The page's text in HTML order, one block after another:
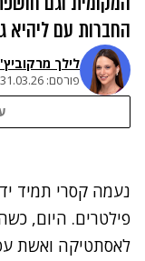
החברות עם ליהיא
לילך מרקוביץ'
פורסם: 31.03.26, 16:03
נעמה קסרי תמיד
פילטרים. היום,
לאסתטיקה ואשת